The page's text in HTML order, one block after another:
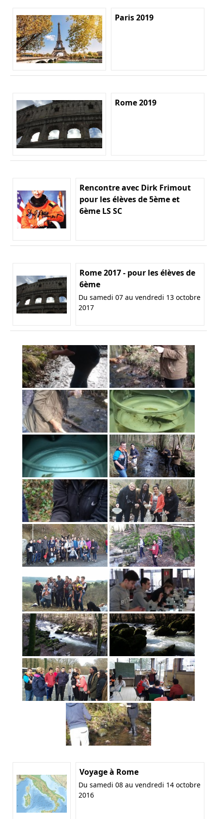
Paris 2019
Rome 2019
Rencontre avec Dirk Frimout
pour les élèves de 5ème et
6ème LS SC
Rome 2017 - pour les élèves de
6ème
Du samedi 07 au vendredi 13 octobre
2017
Voyage à Rome
Du samedi 08 au vendredi 14 octobre
2016